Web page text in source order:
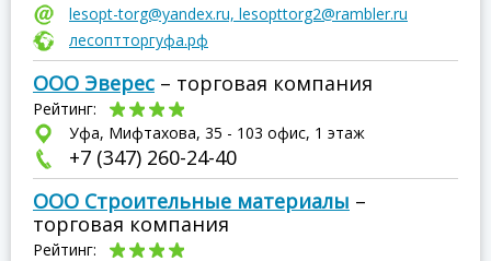
lesopt-torg@yandex.ru, lesopttorg2@rambler.ru
лесоптторгуфа.рф
ООО Эверес – торговая компания
Рейтинг:
Уфа, Мифтахова, 35 - 103 офис, 1 этаж
+7 (347) 260-24-40
ООО Строительные материалы –
торговая компания
Рейтинг: